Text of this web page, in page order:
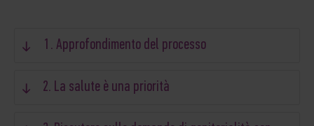
1. Approfondimento del processo
2. La salute è una priorità